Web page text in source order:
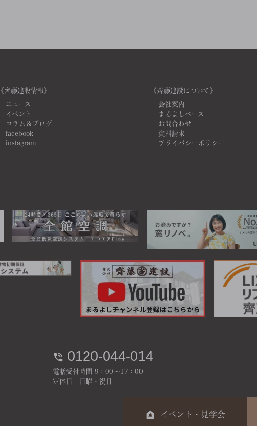
《齊藤建設情報》
ニュース
イベント
コラム＆ブログ
facebook
instagram
《齊藤建設について》
会社案内
まるよしベース
お問合わせ
資料請求
プライバシーポリシー
イベント・見学会
0120-044-014
電話受付時間 9：00～17：00
定休日 日曜・祝日